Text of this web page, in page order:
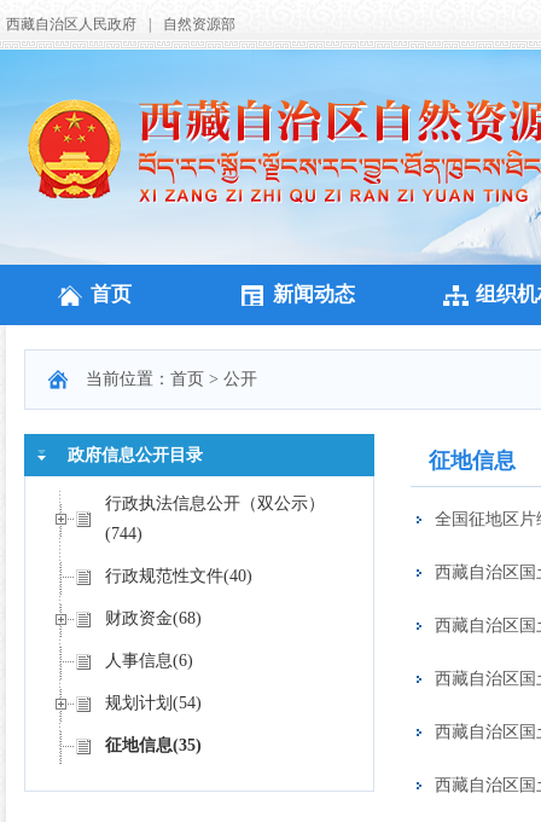
西藏自治区人民政府 自然资源部
首页 新闻动态 组织
当前位置： 首页 > 公开
政府信息公开目录
行政执法信息公开（双公示）
(744)
行政规范性文件(40)
财政资金(68)
人事信息(6)
规划计划 (54)
征地信息(35)